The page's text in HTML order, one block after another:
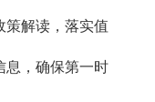
策解读，落实值
息，确保第一时